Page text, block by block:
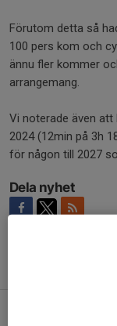
Förutom detta så
100 pers kom och
ännu fler kommer
arrangemang.
Vi noterade även
2024 (12min på 3h
för någon till 2027
Dela nyhet
Anmälan